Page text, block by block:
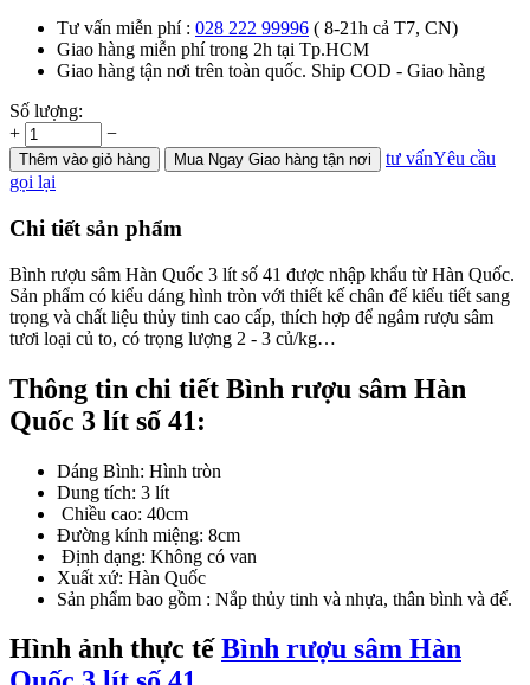
Tư vấn miễn phí : 028 222 99996 ( 8-21h cả T7, CN)
Giao hàng miễn phí trong 2h tại Tp.HCM
Giao hàng tận nơi trên toàn quốc. Ship COD - Giao hàng
Số lượng:
+
−
Thêm vào giỏ hàng Mua Ngay Giao hàng tận nơi tư vấnYêu cầu
gọi lại
Chi tiết sản phẩm
Bình rượu sâm Hàn Quốc 3 lít số 41 được nhập khẩu từ Hàn Quốc.
Sản phẩm có kiểu dáng hình tròn với thiết kế chân đế kiểu tiết sang
trọng và chất liệu thủy tinh cao cấp, thích hợp để ngâm rượu sâm
tươi loại củ to, có trọng lượng 2 - 3 củ/kg…
Thông tin chi tiết Bình rượu sâm Hàn
Quốc 3 lít số 41:
Dáng Bình: Hình tròn
Dung tích: 3 lít
Chiều cao: 40cm
Đường kính miệng: 8cm
Định dạng: Không có van
Xuất xứ: Hàn Quốc
Sản phẩm bao gồm : Nắp thủy tinh và nhựa, thân bình và đế.
Hình ảnh thực tếBình rượu sâm Hàn